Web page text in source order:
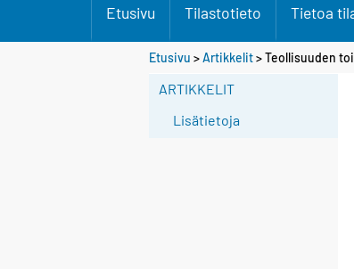
Etusivu Tilastotieto Tietoa
Etusivu >Artikkelit> Teollisuuden
ARTIKKELIT
Lisätietoja